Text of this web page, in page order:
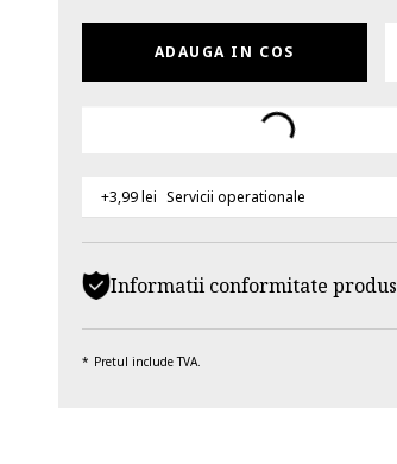
ADAUGA IN COS
+3,99 lei Servicii operationale
Informatii conformitate produs
Pretul include TVA.